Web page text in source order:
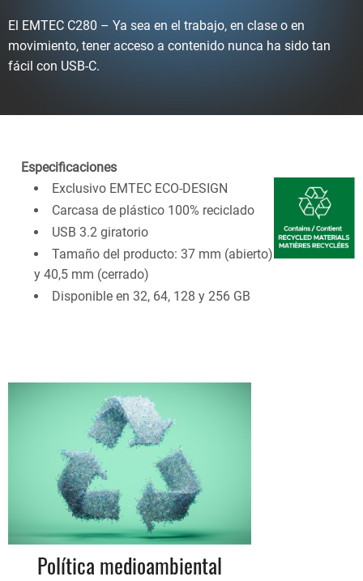
El EMTEC C280 – Ya sea en el trabajo, en clase o en
movimiento, tener acceso a contenido nunca ha sido tan
fácil con USB-C.
Especificaciones
Exclusivo EMTEC ECO-DESIGN
Carcasa de plástico 100% reciclado
USB 3.2 giratorio
Tamaño del producto: 37 mm (abierto)
y 40,5 mm (cerrado)
Disponible en 32, 64, 128 y 256 GB
Política medioambiental